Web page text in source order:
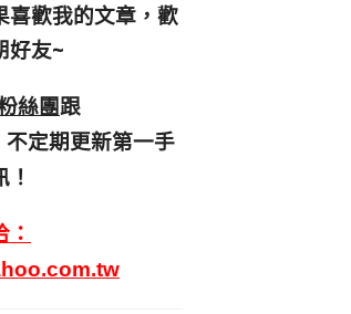
喜歡我的文章，歡
好友~
絲團跟
不定期更新第一手